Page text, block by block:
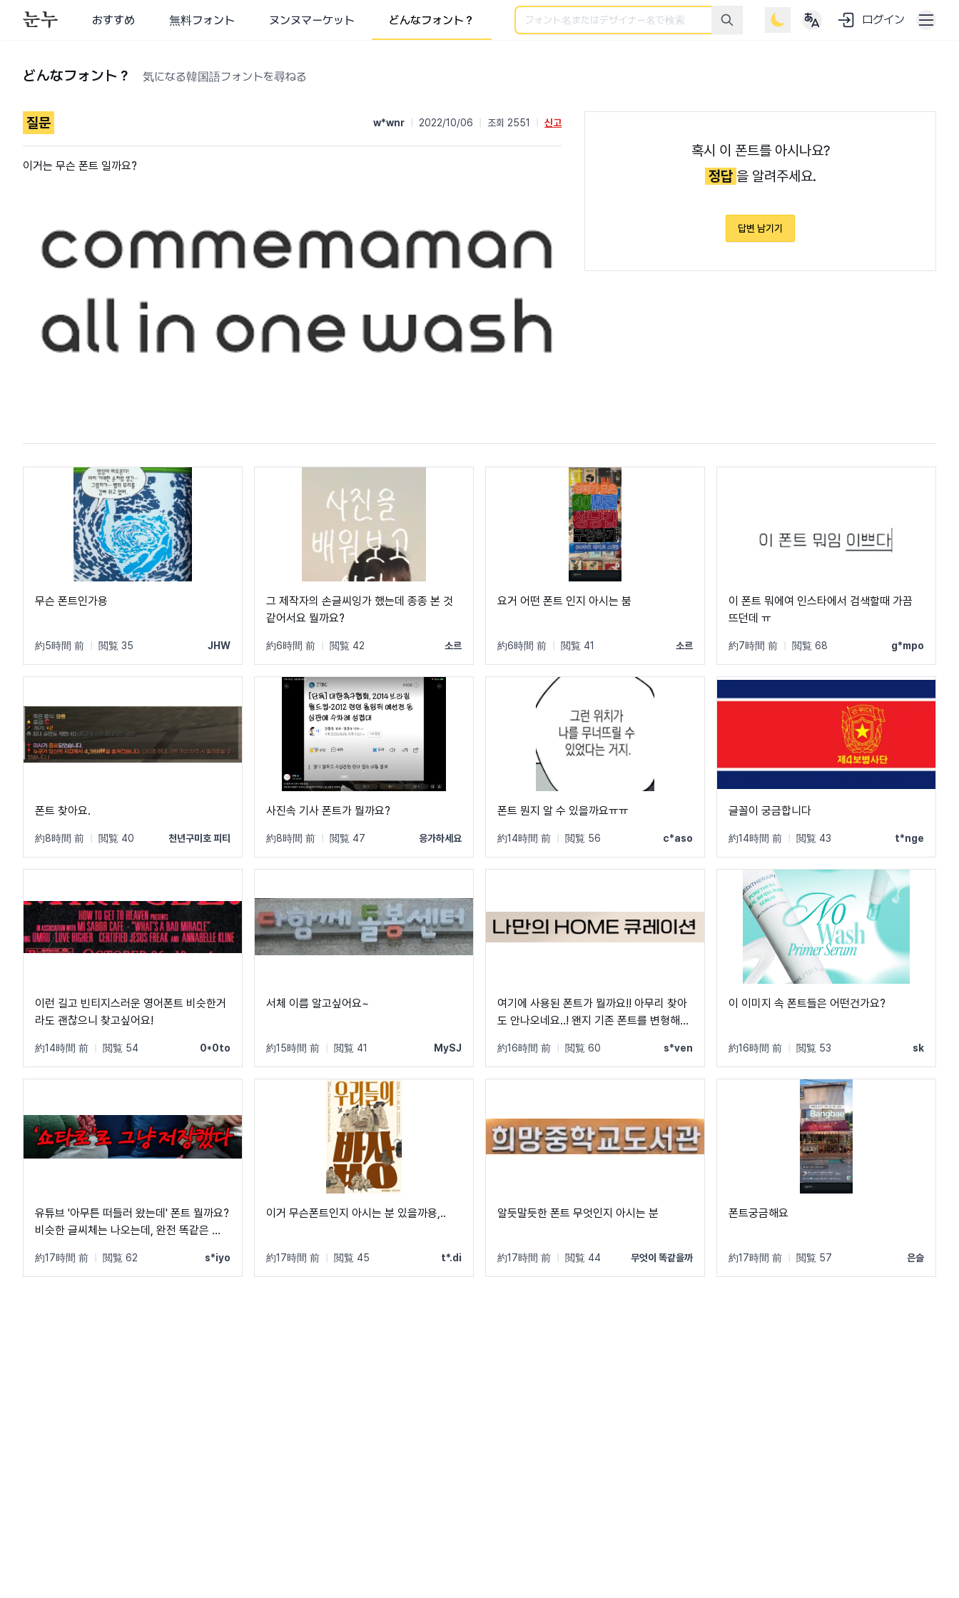
おすすめ 無料フォント ヌンヌマーケット どんなフォント？
検索 ログイン
どんなフォント？ 気になる韓国語フォントを尋ねる
질문 w*wnr 2022/10/06 조회 2551 신고
이거는 무슨 폰트 일까요?
혹시 이 폰트를 아시나요?
정답 을 알려주세요.
답변 남기기
무슨 폰트인가용
約5時間 前 閲覧 35 JHW
그 제작자의 손글씨잉가 했는데 종종 본 것
같어서요 뭘까요?
約6時間 前 閲覧 42 소르
요거 어떤 폰트 인지 아시는 붐
約6時間 前 閲覧 41 소르
이 폰트 뭐에여 인스타에서 검색할때 가끔
뜨던데 ㅠ
約7時間 前 閲覧 68 g*mpo
폰트 찾아요.
約8時間 前 閲覧 40 천년구미호 피티
사진속 기사 폰트가 뭘까요?
約8時間 前 閲覧 47 응가하세요
폰트 뭔지 알 수 있을까요ㅠㅠ
約14時間 前 閲覧 56 c*aso
글꼴이 궁금합니다
約14時間 前 閲覧 43 t*nge
이런 길고 빈티지스러운 영어폰트 비슷한거
라도 괜찮으니 찾고싶어요!
約14時間 前 閲覧 54 0*0to
서체 이름 알고싶어요~
約15時間 前 閲覧 41 MySJ
여기에 사용된 폰트가 뭘까요!! 아무리 찾아
도 안나오네요..! 왠지 기존 폰트를 변형해서
니다!
約16時間 前 閲覧 60 s*ven
이 이미지 속 폰트들은 어떤건가요?
約16時間 前 閲覧 53 sk
유튜브 '아무튼 떠들러 왔는데' 폰트 뭘까요?
비슷한 글씨체는 나오는데, 완전 똑같은 폰
約17時間 前 閲覧 62 s*iyo
이거 무슨폰트인지 아시는 분 있을까용,..
約17時間 前 閲覧 45 t*.di
알듯말듯한 폰트 무엇인지 아시는 분
約17時間 前 閲覧 44 무엇이 똑같을까
폰트궁금해요
約17時間 前 閲覧 57 은슬